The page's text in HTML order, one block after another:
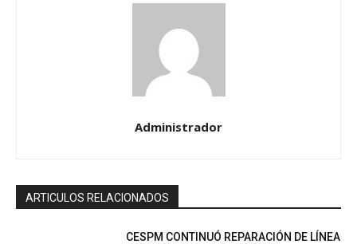
Administrador
ARTICULOS RELACIONADOS
CESPM CONTINUÓ REPARACIÓN DE LÍNEA